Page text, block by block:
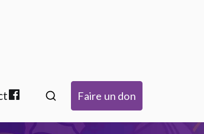
autisme à Strasbourg
F
Faire un don